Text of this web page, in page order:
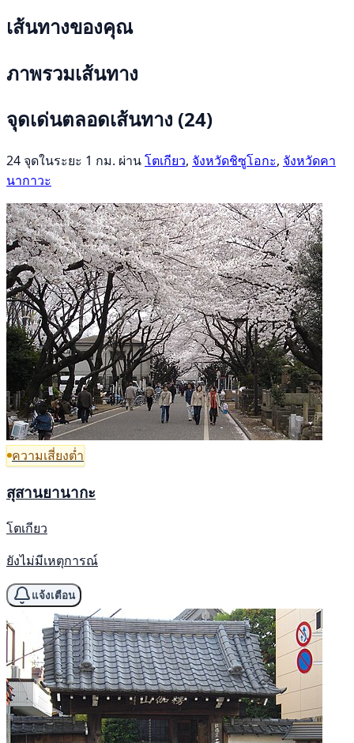
เส้นทางของคุณ
ภาพรวมเส้นทาง
จุดเด่นตลอดเส้นทาง (24)
24 จุดในระยะ 1 กม. ผ่านโตเกียว, จังหวัดชิซูโอกะ, จังหวัดคา
นากาวะ
ความเสี่ยงต่ำ
สุสานยานากะ
โตเกียว
ยังไม่มีเหตุการณ์
แจ้งเตือน